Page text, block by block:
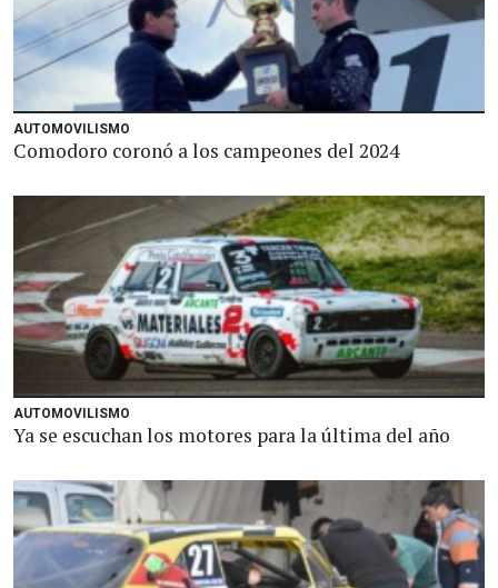
AUTOMOVILISMO
Comodoro coronó a los campeones del 2024
AUTOMOVILISMO
Ya se escuchan los motores para la última del año